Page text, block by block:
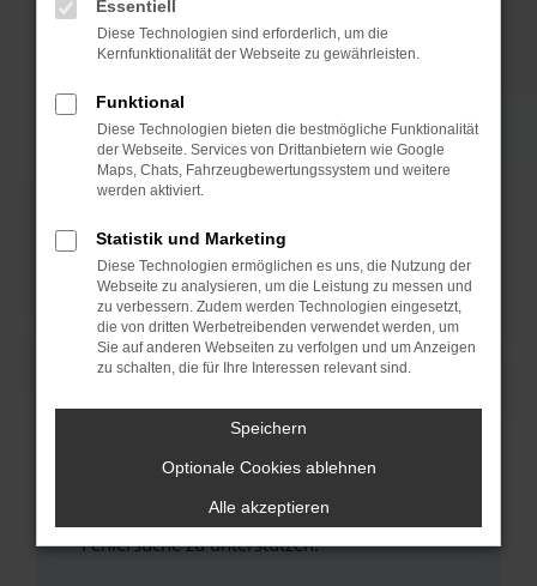
können das Laden bestimmter Seiten
verhindern. Funktioniert die Seite in einem
anderen Browser oder in einem privaten
Fenster?
Starte dein Gerät neu.
Das kann manchmal helfen, vorübergehende
Probleme zu beheben.
Betriebssystem auf dem neuesten Stand
sind.
Veraltete Software birgt nicht nur ein
Sicherheitsrisiko, sondern kann auch dazu
führen, dass bestimmte Funktionen nicht mehr
unterstützt werden.
Wende dich an den Webseitenbetreiber.
Wenn du alle oben genannten Schritte versucht
hast, kontaktiere uns bitte. Wir werden
uns diesen Text schicken, um uns bei der
Fehlersuche zu unterstützen:
Essentiell
Diese Technologien sind erforderlich, um die
Kernfunktionalität der Webseite zu gewährleisten.
Funktional
Diese Technologien bieten die bestmögliche Funktionalität
der Webseite. Services von Drittanbietern wie Google
Maps, Chats, Fahrzeugbewertungssystem und weitere
werden aktiviert.
Statistik und Marketing
Diese Technologien ermöglichen es uns, die Nutzung der
Webseite zu analysieren, um die Leistung zu messen und
zu verbessern. Zudem werden Technologien eingesetzt,
die von dritten Werbetreibenden verwendet werden, um
Sie auf anderen Webseiten zu verfolgen und um Anzeigen
zu schalten, die für Ihre Interessen relevant sind.
Speichern
Optionale Cookies ablehnen
Alle akzeptieren